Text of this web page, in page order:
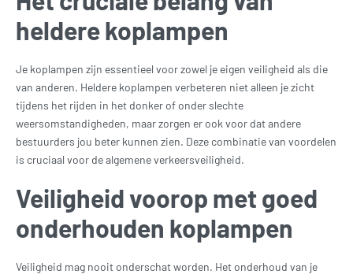
heldere koplampen
Je koplampen zijn essentieel voor zowel je eigen veiligheid als die
van anderen. Heldere koplampen verbeteren niet alleen je zicht
tijdens het rijden in het donker of onder slechte
weersomstandigheden, maar zorgen er ook voor dat andere
bestuurders jou beter kunnen zien. Deze combinatie van voordelen
is cruciaal voor de algemene verkeersveiligheid.
Veiligheid voorop met goed
onderhouden koplampen
Veiligheid mag nooit onderschat worden. Het onderhoud van je